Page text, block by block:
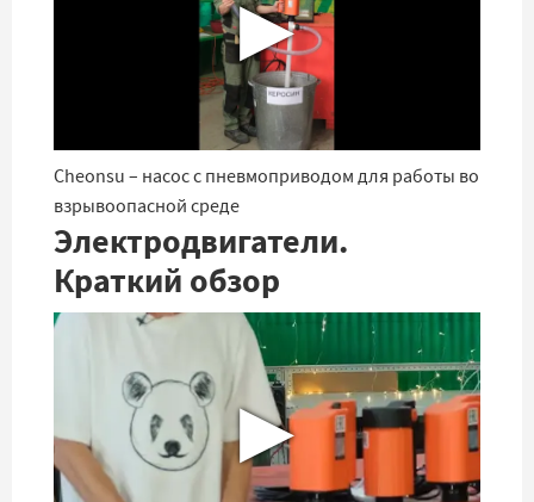
▶
Cheonsu – насос с пневмоприводом для работы во
взрывоопасной среде
Электродвигатели.
Краткий обзор
▶